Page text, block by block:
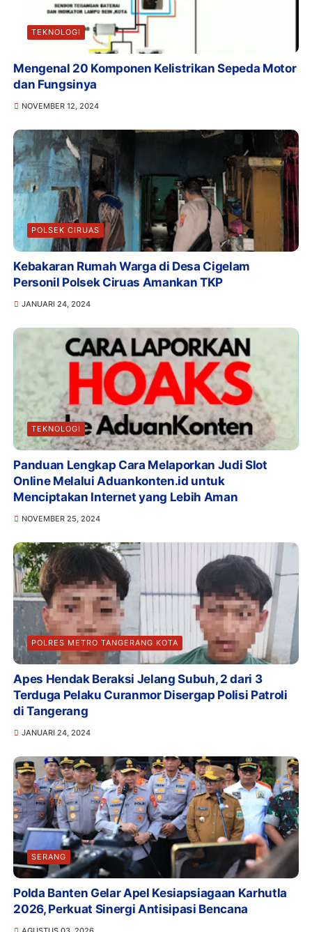
TEKNOLOGI
Mengenal 20 Komponen Kelistrikan Sepeda Motor
dan Fungsinya
NOVEMBER 12, 2024
POLSEK CIRUAS
Kebakaran Rumah Warga di Desa Cigelam
Personil Polsek Ciruas Amankan TKP
JANUARI 24, 2024
TEKNOLOGI
Panduan Lengkap Cara Melaporkan Judi Slot
Online Melalui Aduankonten.id untuk
Menciptakan Internet yang Lebih Aman
NOVEMBER 25, 2024
POLRES METRO TANGERANG KOTA
Apes Hendak Beraksi Jelang Subuh, 2 dari 3
Terduga Pelaku Curanmor Disergap Polisi Patroli
di Tangerang
JANUARI 24, 2024
SERANG
Polda Banten Gelar Apel Kesiapsiagaan Karhutla
2026, Perkuat Sinergi Antisipasi Bencana